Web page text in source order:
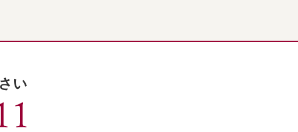
い